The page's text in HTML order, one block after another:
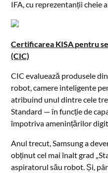
IFA, cu reprezentanții cheie
Certificarea KISA pentru
(CIC)
CIC evaluează produsele
robot, camere inteligente
atribuind unul dintre cele
Standard — în funcție de
împotriva amenințărilor
Anul trecut, Samsung a
obținut cel mai înalt grad
aspiratorul său robot. Și,